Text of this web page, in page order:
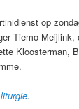
op
Tiemo Meijlink,
Kloosterman,
.